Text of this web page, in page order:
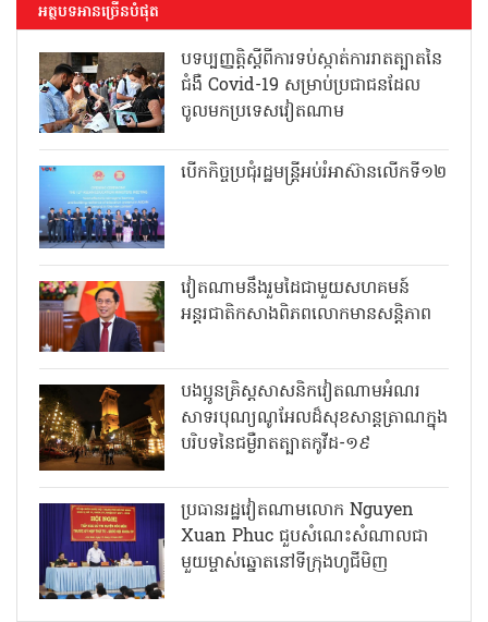
អត្ថបទអានច្រើនបំផុត
បទប្បញ្ញត្តិស្តីពីការទប់ស្កាត់ការរាតត្បាតនៃ
ជំងឺ Covid-19 សម្រាប់ប្រជាជនដែល
ចូលមកប្រទេសវៀតណាម
បើកកិច្ចប្រជុំរដ្ឋមន្ត្រីអប់រំអាស៊ានលើកទី១២
វៀតណាមនឹងរួមដៃជាមួយសហគមន៍
អន្តរជាតិកសាងពិភពលោកមានសន្តិភាព
បងប្អូនគ្រិស្តសាសនិកវៀតណាមអំណរ
សាទរបុណ្យណូអែលដ៏សុខសាន្តត្រាណក្នុង
បរិបទនៃជម្ងឺរាតត្បាតកូវីដ-១៩
ប្រធានរដ្ឋវៀតណាមលោក Nguyen
Xuan Phuc ជួបសំណេះសំណាលជា
មួយម្ចាស់ឆ្នោតនៅទីក្រុងហូជីមិញ